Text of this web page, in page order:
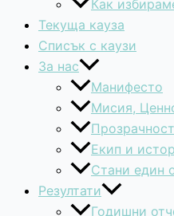
Как
Текуща кауза
Списък с каузи
За нас
Манифесто
Мисия,
Екип и
Стани един
Резултати
Годишни